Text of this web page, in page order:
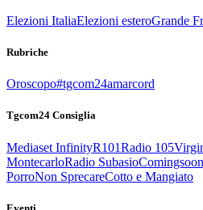
Elezioni ItaliaElezioni esteroGrande
Rubriche
Oroscopo#tgcom24amarcord
Tgcom24 Consiglia
Mediaset InfinityR101Radio 105
MontecarloRadio SubasioComingsoon
PorroNon SprecareCotto e Mangiato